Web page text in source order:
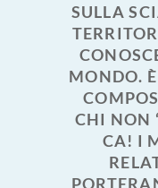
SULLA
MONDO.
CHI NON
CA! I